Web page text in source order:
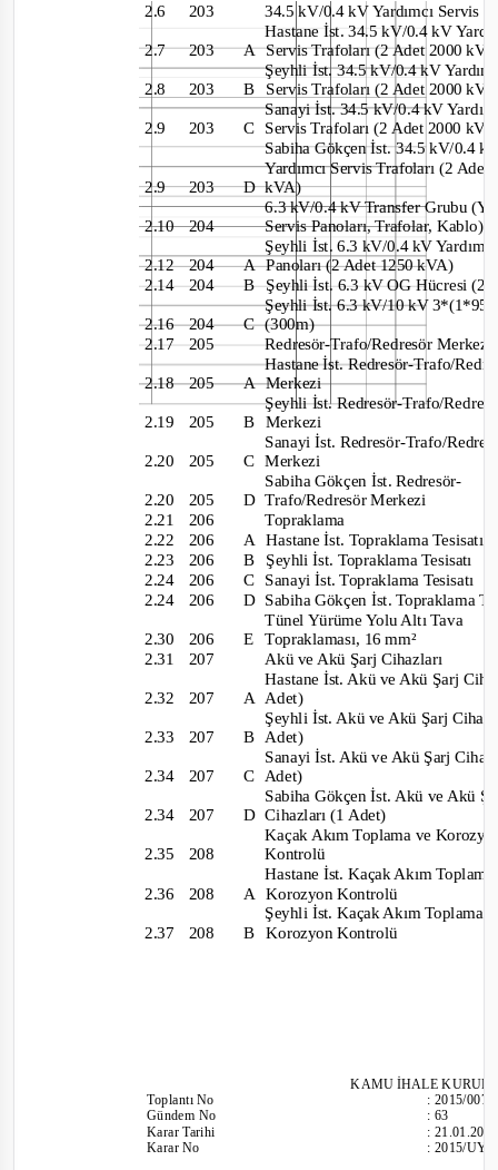
2.6 203
2.7 203
2.8 203
2.9 203
34.5 kV/0.4 kV Yardımcı Servis
Hastane İst. 34.5 kV/0.4 kV
AServis Trafoları (2 Adet 2000
Şeyhli İst. 34.5 kV/0.4 kV
B Servis Trafoları (2 Adet 2000
Sanayi İst. 34.5 kV/0.4 kV
C Servis Trafoları (2 Adet 2000 kVA
Sabiha Gökçen İst. 34.5 kV/0.4
Yardımcı Servis Trafoları (2
D kVA)
6.3 kV/0.4 kV Transfer Grubu
Servis Panoları, Trafolar, Kablo)
Şeyhli İst. 6.3 kV/0.4 kV
APanoları (2 Adet 1250 kVA)
BŞeyhli İst. 6.3 kV OG Hücresi (2
Şeyhli İst. 6.3 kV/10 kV 3*(1*95
C (300m)
Redresör-Trafo/Redresör
Hastane İst. Redresör-Trafo/
A Merkezi
Şeyhli İst. Redresör-Trafo/
B Merkezi
Sanayi İst. Redresör-Trafo/
C Merkezi
Sabiha Gökçen İst. Redresör-
DTrafo/Redresör Merkezi
Topraklama
2.9 203
2.10 204
2.12 204
2.14 204
2.16 204
2.17 205
2.18 205
2.19 205
2.20 205
2.20 205
2.21 206
2.22 206
2.23 206
2.24 206
2.24 206
AHastane İst. Topraklama Tesisatı
B Şeyhli İst. Topraklama Tesisatı
C Sanayi İst. Topraklama Tesisatı
D Sabiha Gökçen İst. Topraklama
Tünel Yürüme Yolu Altı Tava
ETopraklaması, 16 mm²
2.30 206
2.31 207
Akü ve Akü Şarj Cihazları
Hastane İst. Akü ve Akü Şarj
A Adet)
Şeyhli İst. Akü ve Akü Şarj
B Adet)
Sanayi İst. Akü ve Akü Şarj
C Adet)
Sabiha Gökçen İst. Akü ve Akü
DCihazları (1 Adet)
Kaçak Akım Toplama ve
Kontrolü
Hastane İst. Kaçak Akım
A Korozyon Kontrolü
Şeyhli İst. Kaçak Akım Toplama
BKorozyon Kontrolü
2.32 207
2.33 207
2.34 207
2.34 207
2.35 208
2.36 208
2.37 208
KAMU İHALE KU
ToplantıNo
Gündem No
Karar Tarihi
Karar No
:2015/007
:63
:
:2015/